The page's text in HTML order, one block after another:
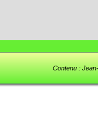
Contenu :